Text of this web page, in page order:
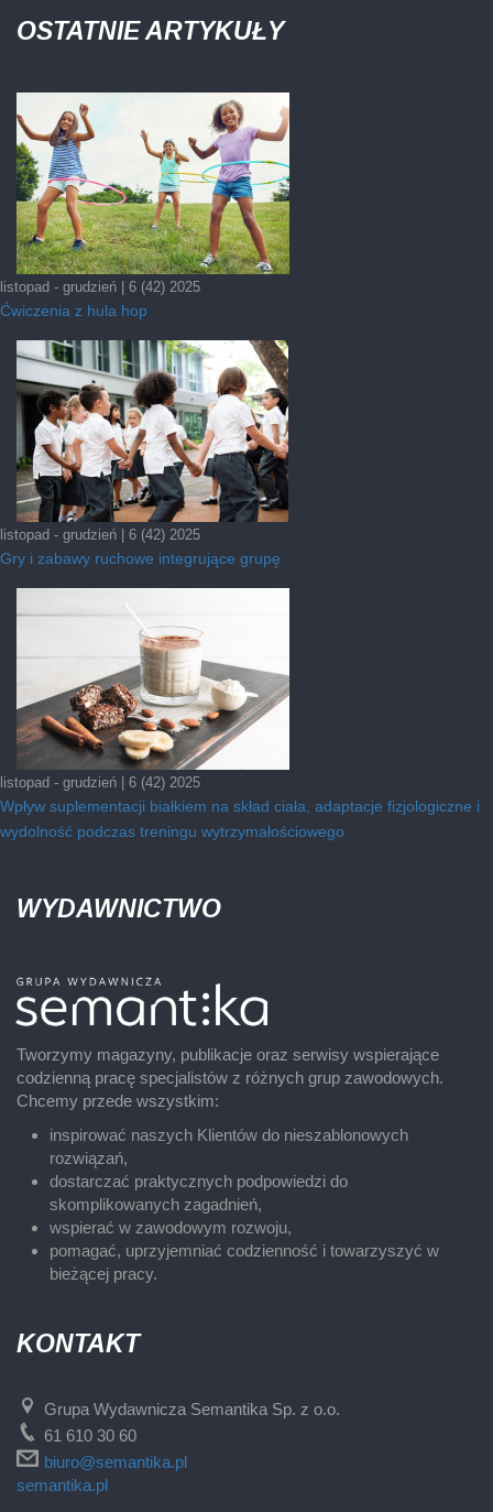
OSTATNIE ARTYKUŁY
listopad - grudzień | 6 (42) 2025
Ćwiczenia z hula hop
listopad - grudzień | 6 (42) 2025
Gry i zabawy ruchowe integrujące grupę
listopad - grudzień | 6 (42) 2025
Wpływ suplementacji białkiem na skład ciała, adaptacje fizjologiczne i
wydolność podczas treningu wytrzymałościowego
WYDAWNICTWO
Tworzymy magazyny, publikacje oraz serwisy wspierające
codzienną pracę specjalistów z różnych grup zawodowych.
Chcemy przede wszystkim:
inspirować naszych Klientów do nieszablonowych
rozwiązań,
dostarczać praktycznych podpowiedzi do
skomplikowanych zagadnień,
wspierać w zawodowym rozwoju,
pomagać, uprzyjemniać codzienność i towarzyszyć w
bieżącej pracy.
KONTAKT
Grupa Wydawnicza Semantika Sp. z o.o.
61 610 30 60
biuro@semantika.pl
semantika.pl